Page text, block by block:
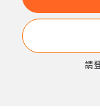
請